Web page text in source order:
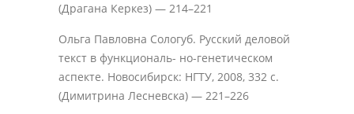
(Драгана Керкез) — 214–221
Ольга Павловна Сологуб. Русский деловой
текст в функциональ- но-генетическом
аспекте. Новосибирск: НГТУ, 2008, 332 с.
(Димитрина Лесневска) — 221–226